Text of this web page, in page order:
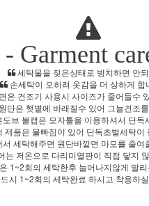
- Garment
세탁물을 젖은상태로 방치하면 안
손세탁이 오히려 옷감을 더 상하게 합
면은 건조기 사용시 사이즈가 줄어들수
단은 햇볕에 바래질수 있어 그늘건조
도브 볼캡은 모자틀을 이용하셔서 단독
제품은 물빠짐이 있어 단독초벌세탁이
서 세탁해주면 원단바깥면 마모를 줄여
는 저온으로 다리미열판이 직접 닿지
1~2회의 세탁한후 늘어나지않게 말
시 1~2회의 세탁완료 하시고 착용하